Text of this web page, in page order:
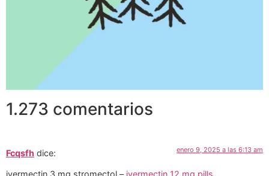
1.273 comentarios
Fcqsfh dice: enero 9, 2025 a las 6:13 am